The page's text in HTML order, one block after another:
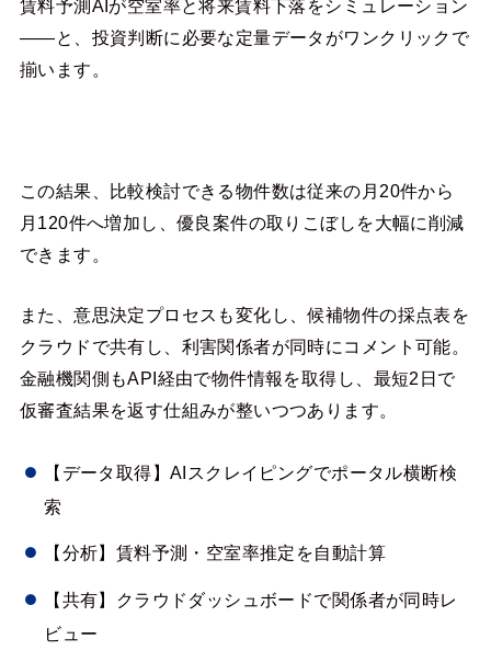
賃料予測AIが空室率と将来賃料下落をシミュレーション
——と、投資判断に必要な定量データがワンクリックで
揃います。
この結果、比較検討できる物件数は従来の月20件から
月120件へ増加し、優良案件の取りこぼしを大幅に削減
できます。
また、意思決定プロセスも変化し、候補物件の採点表を
クラウドで共有し、利害関係者が同時にコメント可能。
金融機関側もAPI経由で物件情報を取得し、最短2日で
仮審査結果を返す仕組みが整いつつあります。
【データ取得】AIスクレイピングでポータル横断検
索
【分析】賃料予測・空室率推定を自動計算
【共有】クラウドダッシュボードで関係者が同時レ
ビュー